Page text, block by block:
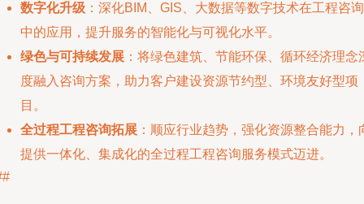
数字化升级 ：深化BIM、GIS、大数据等数字技术在工程咨询
中的应用，提升服务的智能化与可视化水平。
绿色与可持续发展 ：将绿色建筑、节能环保、循环经济理念
度融入咨询方案，助力客户建设资源节约型、环境友好型项
目。
全过程工程咨询拓展 ：顺应行业趋势，强化资源整合能力，
提供一体化、集成化的全过程工程咨询服务模式迈进。